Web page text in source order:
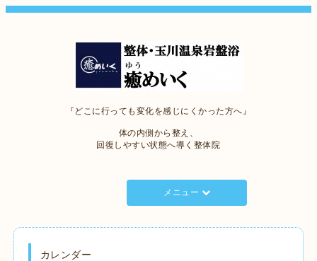
『どこに行っても変化を感じにくかった方へ』
体の内側から整え、
回復しやすい状態へ導く整体院
メニュー
カレンダー